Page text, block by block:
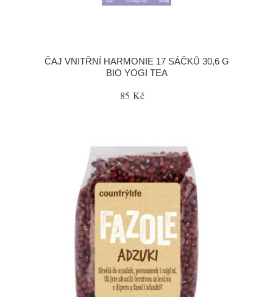
ČAJ VNITŘNÍ HARMONIE 17 SÁČKŮ 30,6 G
BIO YOGI TEA
85 Kč